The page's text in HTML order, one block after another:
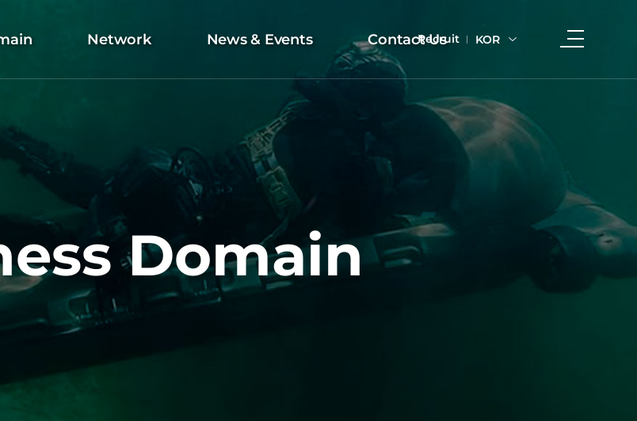
Network News & Events Contact Us
Recruit KOR
Domain